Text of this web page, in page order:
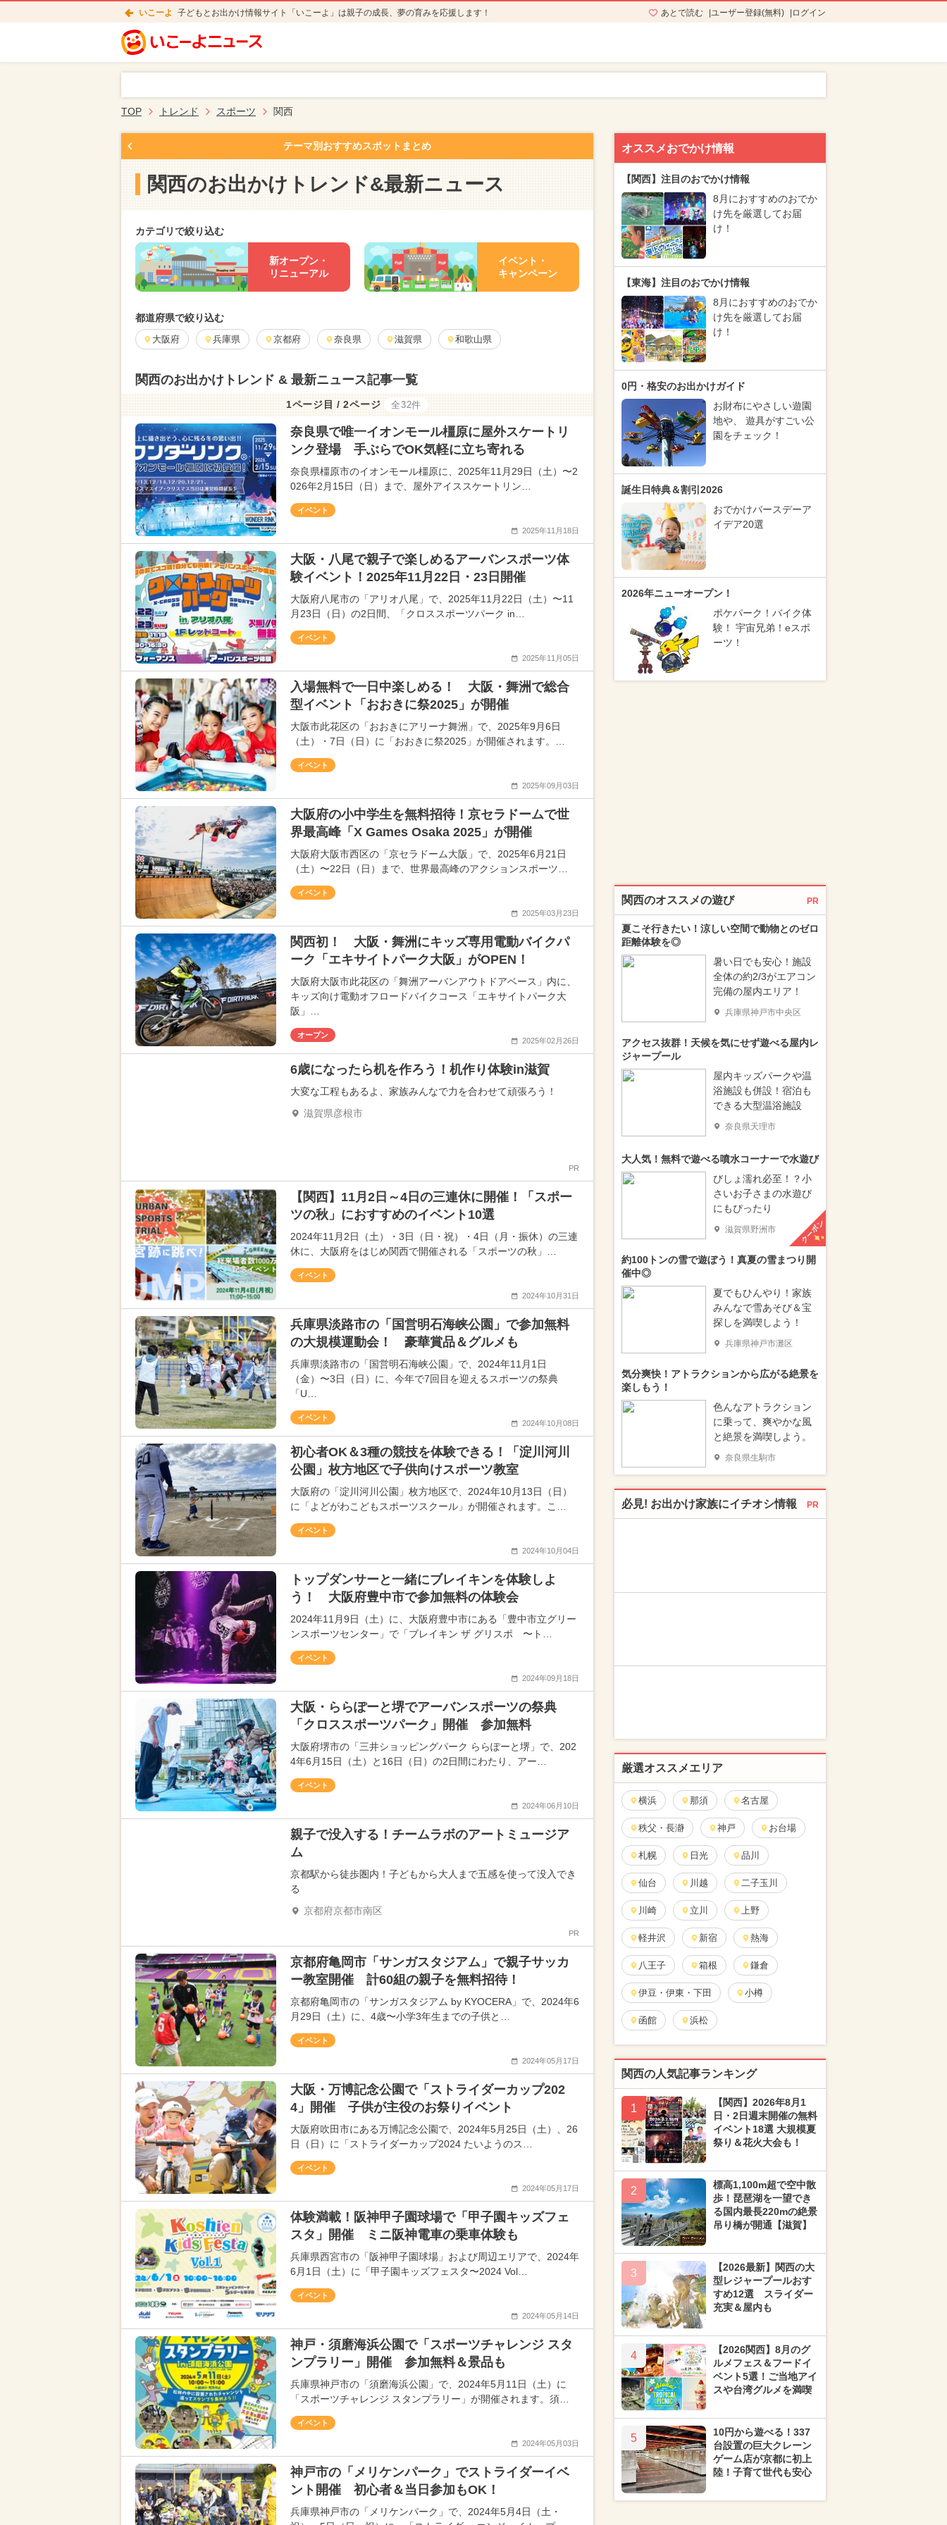
いこーよ 子どもとお出かけ情報サイト「いこーよ」は親子の成長、夢の育みを応援します！ あとで読む ユーザー登録(無料) ログイン
TOP トレンド スポーツ 関西
テーマ別おすすめスポットまとめ
関西のお出かけトレンド&最新ニュース
カテゴリで絞り込む
新オープン・
リニューアル
イベント・
キャンペーン
都道府県で絞り込む
大阪府 兵庫県 京都府 奈良県 滋賀県 和歌山県
関西のお出かけトレンド & 最新ニュース記事一覧
1ページ目 / 2ページ 全32件
奈良県で唯一イオンモール橿原に屋外スケートリ
ンク登場 手ぶらでOK気軽に立ち寄れる
奈良県橿原市のイオンモール橿原に、2025年11月29日（土）〜2
026年2月15日（日）まで、屋外アイススケートリン…
イベント
2025年11月18日
大阪・八尾で親子で楽しめるアーバンスポーツ体
験イベント！2025年11月22日・23日開催
大阪府八尾市の「アリオ八尾」で、2025年11月22日（土）〜11
月23日（日）の2日間、「クロススポーツパーク in…
イベント
2025年11月05日
入場無料で一日中楽しめる！ 大阪・舞洲で総合
型イベント「おおきに祭2025」が開催
大阪市此花区の「おおきにアリーナ舞洲」で、2025年9月6日
（土）・7日（日）に「おおきに祭2025」が開催されます。…
イベント
2025年09月03日
大阪府の小中学生を無料招待！京セラドームで世
界最高峰「X Games Osaka 2025」が開催
大阪府大阪市西区の「京セラドーム大阪」で、2025年6月21日
（土）〜22日（日）まで、世界最高峰のアクションスポーツ…
イベント
2025年03月23日
関西初！ 大阪・舞洲にキッズ専用電動バイクパ
ーク「エキサイトパーク大阪」がOPEN！
大阪府大阪市此花区の「舞洲アーバンアウトドアベース」内に、
キッズ向け電動オフロードバイクコース「エキサイトパーク大
阪」…
オープン
2025年02月26日
6歳になったら机を作ろう！机作り体験in滋賀
大変な工程もあるよ、家族みんなで力を合わせて頑張ろう！
滋賀県彦根市
PR
【関西】11月2日～4日の三連休に開催！「スポー
ツの秋」におすすめのイベント10選
2024年11月2日（土）・3日（日・祝）・4日（月・振休）の三連
休に、大阪府をはじめ関西で開催される「スポーツの秋」…
イベント
2024年10月31日
兵庫県淡路市の「国営明石海峡公園」で参加無料
の大規模運動会！ 豪華賞品＆グルメも
兵庫県淡路市の「国営明石海峡公園」で、2024年11月1日
（金）〜3日（日）に、今年で7回目を迎えるスポーツの祭典
「U…
イベント
2024年10月08日
初心者OK＆3種の競技を体験できる！「淀川河川
公園」枚方地区で子供向けスポーツ教室
大阪府の「淀川河川公園」枚方地区で、2024年10月13日（日）
に「よどがわこどもスポーツスクール」が開催されます。こ…
イベント
2024年10月04日
トップダンサーと一緒にブレイキンを体験しよ
う！ 大阪府豊中市で参加無料の体験会
2024年11月9日（土）に、大阪府豊中市にある「豊中市立グリー
ンスポーツセンター」で「ブレイキン ザ グリスポ 〜ト…
イベント
2024年09月18日
大阪・ららぽーと堺でアーバンスポーツの祭典
「クロススポーツパーク」開催 参加無料
大阪府堺市の「三井ショッピングパーク ららぽーと堺」で、202
4年6月15日（土）と16日（日）の2日間にわたり、アー…
イベント
2024年06月10日
親子で没入する！チームラボのアートミュージア
ム
京都駅から徒歩圏内！子どもから大人まで五感を使って没入でき
る
京都府京都市南区
PR
京都府亀岡市「サンガスタジアム」で親子サッカ
ー教室開催 計60組の親子を無料招待！
京都府亀岡市の「サンガスタジアム by KYOCERA」で、2024年6
月29日（土）に、4歳〜小学3年生までの子供と…
イベント
2024年05月17日
大阪・万博記念公園で「ストライダーカップ202
4」開催 子供が主役のお祭りイベント
大阪府吹田市にある万博記念公園で、2024年5月25日（土）、26
日（日）に「ストライダーカップ2024 たいようのス…
イベント
2024年05月17日
体験満載！阪神甲子園球場で「甲子園キッズフェ
スタ」開催 ミニ阪神電車の乗車体験も
兵庫県西宮市の「阪神甲子園球場」および周辺エリアで、2024年
6月1日（土）に「甲子園キッズフェスタ〜2024 Vol…
イベント
2024年05月14日
神戸・須磨海浜公園で「スポーツチャレンジ スタ
ンプラリー」開催 参加無料＆景品も
兵庫県神戸市の「須磨海浜公園」で、2024年5月11日（土）に
「スポーツチャレンジ スタンプラリー」が開催されます。須…
イベント
2024年05月03日
神戸市の「メリケンパーク」でストライダーイベ
ント開催 初心者＆当日参加もOK！
兵庫県神戸市の「メリケンパーク」で、2024年5月4日（土・
オススメおでかけ情報
【関西】注目のおでかけ情報
8月におすすめのおでか
け先を厳選してお届
け！
【東海】注目のおでかけ情報
8月におすすめのおでか
け先を厳選してお届
け！
0円・格安のお出かけガイド
お財布にやさしい遊園
地や、 遊具がすごい公
園をチェック！
誕生日特典＆割引2026
おでかけバースデーア
イデア20選
2026年ニューオープン！
ポケパーク！バイク体
験！ 宇宙兄弟！eスポ
ーツ！
関西のオススメの遊び PR
夏こそ行きたい！涼しい空間で動物とのゼロ
距離体験を◎
暑い日でも安心！施設
全体の約2/3がエアコン
完備の屋内エリア！
兵庫県神戸市中央区
アクセス抜群！天候を気にせず遊べる屋内レ
ジャープール
屋内キッズパークや温
浴施設も併設！宿泊も
できる大型温浴施設
奈良県天理市
大人気！無料で遊べる噴水コーナーで水遊び
びしょ濡れ必至！？小
さいお子さまの水遊び
にもぴったり
滋賀県野洲市 クーポン
約100トンの雪で遊ぼう！真夏の雪まつり開
催中◎
夏でもひんやり！家族
みんなで雪あそび＆宝
探しを満喫しよう！
兵庫県神戸市灘区
気分爽快！アトラクションから広がる絶景を
楽しもう！
色んなアトラクション
に乗って、爽やかな風
と絶景を満喫しよう。
奈良県生駒市
必見! お出かけ家族にイチオシ情報 PR
厳選オススメエリア
横浜 那須 名古屋
秩父・長瀞 神戸 お台場
札幌 日光 品川
仙台 川越 二子玉川
川崎 立川 上野
軽井沢 新宿 熱海
八王子 箱根 鎌倉
伊豆・伊東・下田 小樽
函館 浜松
関西の人気記事ランキング
1
【関西】2026年8月1
日・2日週末開催の無料
イベント18選 大規模夏
祭り＆花火大会も！
2
標高1,100m超で空中散
歩！琵琶湖を一望でき
る国内最長220mの絶景
吊り橋が開通【滋賀】
3
【2026最新】関西の大
型レジャープールおす
すめ12選 スライダー
充実＆屋内も
4
【2026関西】8月のグ
ルメフェス＆フードイ
ベント5選！ご当地アイ
スや台湾グルメを満喫
5
10円から遊べる！337
台設置の巨大クレーン
ゲーム店が京都に初上
陸！子育て世代も安心